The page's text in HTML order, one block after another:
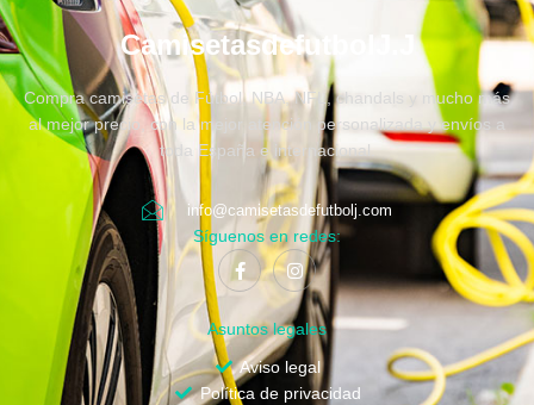
CamisetasdefutbolJ.J
Compra camisetas de Fútbol, NBA, NFL, chandals y mucho más
al mejor precio, con la mejor atención personalizada y envíos a
toda España e internacional.
info@camisetasdefutbolj.com
Síguenos en redes:
Asuntos legales
Aviso legal
Política de privacidad